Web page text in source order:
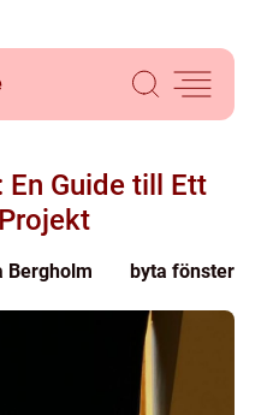
Guide till Ett
Bergholm byta fönster